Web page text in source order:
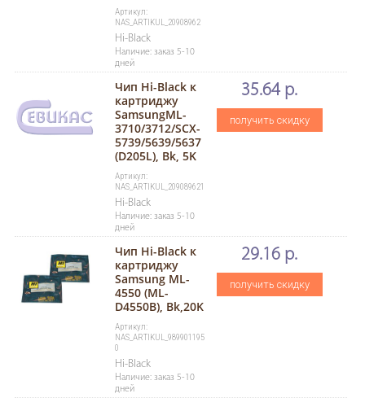
Артикул:
NAS_ARTIKUL_20908962
Hi-Black
Наличие: заказ 5-10
дней
Чип Hi-Black к
картриджу
SamsungML-
3710/3712/SCX-
5739/5639/5637
(D205L), Bk, 5K
Артикул:
NAS_ARTIKUL_209089621
Hi-Black
Наличие: заказ 5-10
дней
35.64 р.
получить скидку
Чип Hi-Black к
картриджу
Samsung ML-
4550 (ML-
D4550B), Bk,20K
Артикул:
NAS_ARTIKUL_989901195
0
Hi-Black
Наличие: заказ 5-10
дней
29.16 р.
получить скидку